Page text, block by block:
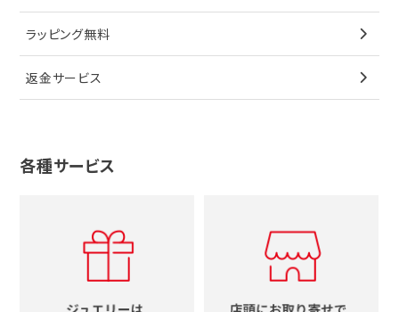
ブローチ
その他
ノーブランドジュエリーをすべて見る
ペンダントトップ
ブローチ
その他
ティファニー
ブルガリ
グッチ
シューズ
香水
シャネル
コーチ
タグホイヤー
カルティエ
セイコー
メンズ時計
時計をすべて見る
ウノアエレ
4℃
グッチ
ルイヴィトン
エルメス
リボン
花
十字架
イニシャル
ラッピング無料
返金サービス
各種サービス